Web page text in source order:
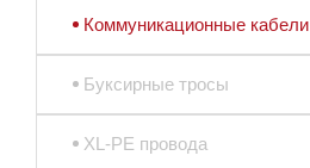
Коммуникационные кабели
Буксирные тросы
XL-PE провода